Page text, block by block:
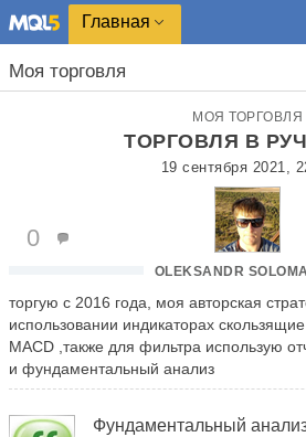
Главная
Моя торговля
МОЯ ТОРГОВЛЯ
ТОРГОВЛЯ В
19 сентября 2021,
OLEKSANDR
0
торгую с 2016 года, моя авторская
использовании индикаторах
MACD ,также для фильтра использую
и фундаментальный анализ
Фундаментальный